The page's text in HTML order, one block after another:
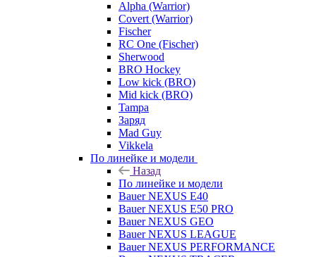
Alpha (Warrior)
Covert (Warrior)
Fischer
RC One (Fischer)
Sherwood
BRO Hockey
Low kick (BRO)
Mid kick (BRO)
Tampa
Заряд
Mad Guy
Vikkela
По линейке и модели
Назад
По линейке и модели
Bauer NEXUS E40
Bauer NEXUS E50 PRO
Bauer NEXUS GEO
Bauer NEXUS LEAGUE
Bauer NEXUS PERFORMANCE